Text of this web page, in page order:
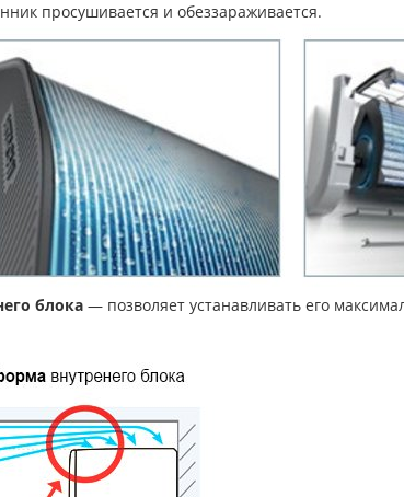
просушивается и обеззараживается.
блока — позволяет устанавливать его